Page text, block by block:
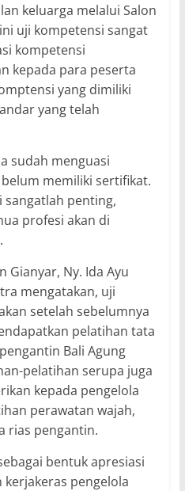
keluarga melalui Salon
uji kompetensi sangat
kompetensi
kepada para peserta
yang dimiliki
yang telah
sudah menguasi
memiliki sertifikat.
penting,
profesi akan di
Gianyar, Ny. Ida Ayu
mengatakan, uji
setelah sebelumnya
pelatihan tata
Bali Agung
pelatihan serupa juga
kepada pengelola
perawatan wajah,
rias pengantin.
bentuk apresiasi
pengelola